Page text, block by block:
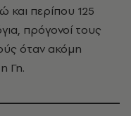
και περίπου 125
πρόγονοί τους
όταν ακόμη
Γη.